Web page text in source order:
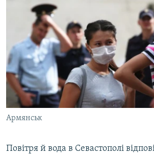
ВСЕ ЗА ДЕНЬ
СПЕЦПРОЕКТИ
ДЕПОРТАЦІЯ
ВІДЕОУРОКИ «ELIFBE»
СВІДЧЕННЯ ОКУПАЦІЇ
УКРАЇНСЬКА ПРОБЛЕМА КРИМУ
ІНФОГРАФІКА
ЯК ОБІЙТИ БЛОКУВАННЯ
Русский
Qırımtatar
ДОЛУЧАЙСЯ!
Армянськ
Повітря й вода в Севастополі